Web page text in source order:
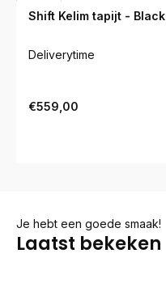
Shift Kelim tapijt - Black
Deliverytime
€559,00
Je hebt een goede smaak!
Laatst bekeken